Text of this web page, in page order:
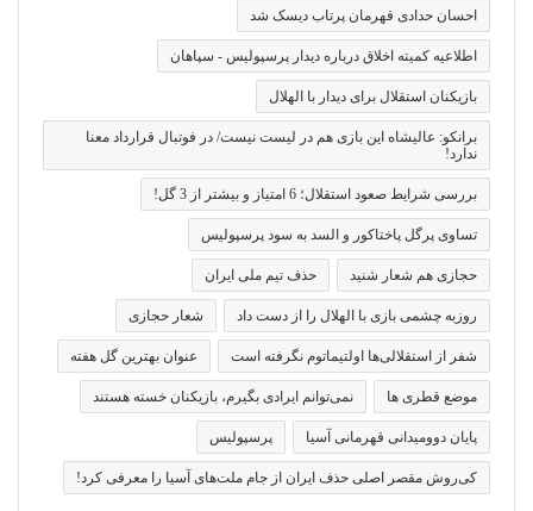
احسان حدادی قهرمان پرتاب دیسک شد
اطلاعیه کمیته اخلاق درباره دیدار پرسپولیس - سپاهان
بازیکنان استقلال برای دیدار با الهلال
برانکو: عالیشاه این بازی هم در لیست نیست/ در فوتبال قرارداد معنا
ندارد!
بررسی شرایط صعود استقلال؛ 6 امتیاز و بیشتر از 3 گل!
تساوی پرگل پاختاکور و السد به سود پرسپولیس
حجازی هم شعار شنید حذف تیم ملی ایران
روزبه چشمی بازی با الهلال را از دست داد شعار حجازی
شفر از استقلالی‌ها اولتیماتوم نگرفته است عنوان بهترین گل هفته
موضع قطری ها نمی‌توانم ایرادی بگیرم، بازیکنان خسته هستند
پایان دوومیدانی قهرمانی آسیا پرسپولیس
کی‌روش مقصر اصلی حذف ایران از جام ملت‌های آسیا را معرفی کرد!